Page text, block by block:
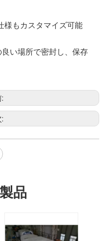
様もカスタマイズ可能
い場所で密封し、保存
品